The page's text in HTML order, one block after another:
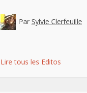
Par Sylvie Clerfeuille
Lire tous les Editos